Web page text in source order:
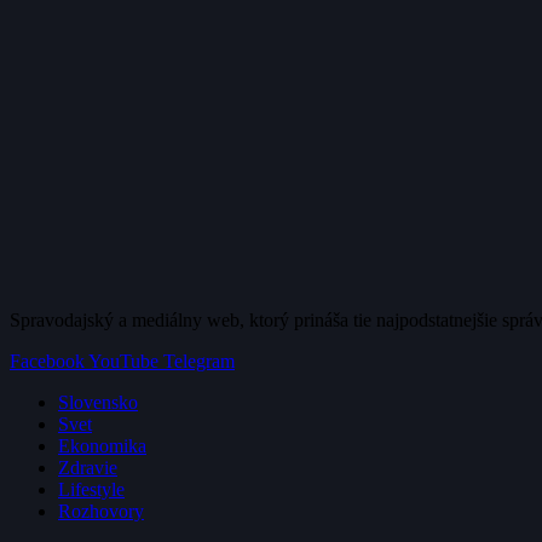
Spravodajský a mediálny web, ktorý prináša tie najpodstatnejšie
FacebookYouTube Telegram
Slovensko
Svet
Ekonomika
Zdravie
Lifestyle
Rozhovory